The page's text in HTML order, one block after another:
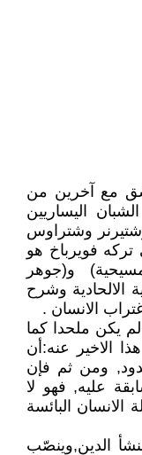
مع آخرين من
اليساريين
وشتراوس
فويرباخ هو
و(جوهر
الالحادية وشرح
الانسان .
يكن ملحدا كما
الاخير عنه:أن
ومن ثم فإن
عليه, فهو لا
الانسان البائسة
الدين,وينصّب